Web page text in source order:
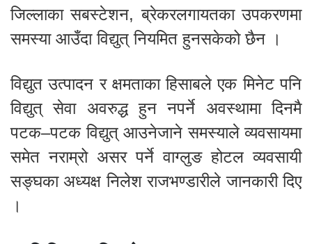
जिल्लाका सबस्टेशन, ब्रेकरलगायतका उपकरणमा
समस्या आउँदा विद्युत् नियमित हुनसकेको छैन ।
विद्युत उत्पादन र क्षमताका हिसाबले एक मिनेट पनि
विद्युत् सेवा अवरुद्ध हुन नपर्ने अवस्थामा दिनमै
पटक–पटक विद्युत् आउनेजाने समस्याले व्यवसायमा
समेत नराम्रो असर पर्ने वाग्लुङ होटल व्यवसायी
सङ्घका अध्यक्ष निलेश राजभण्डारीले जानकारी दिए
।